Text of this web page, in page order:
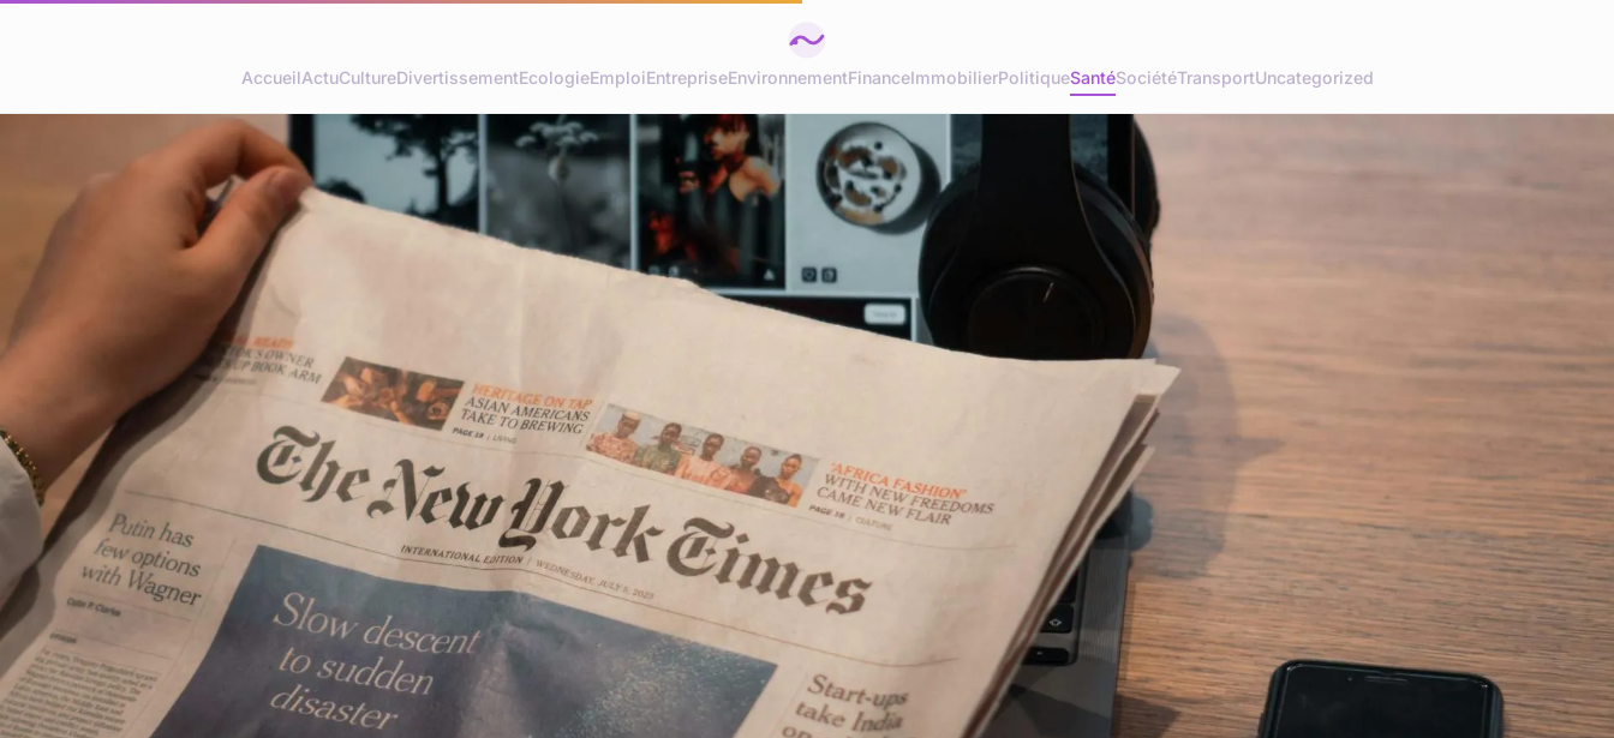
AccueilActuCultureDivertissementEcologieEmploiEntrepriseEnvironnementFinanceImmobilierPolitiqueSantéSociétéTransportUncategorized